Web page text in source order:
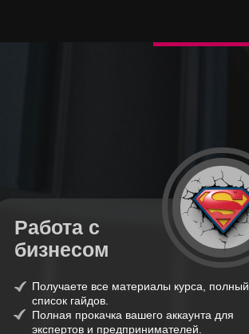
Получаете все материалы курса, полный
список гайдов.
Полная прокачка вашего аккаунта для
экспертов и предпринимателей.
Работа с
бизнесом